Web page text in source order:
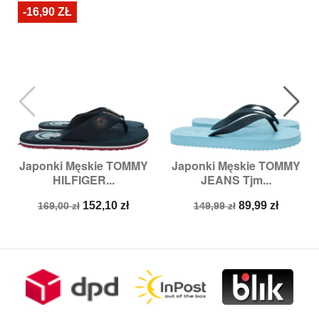
Japonki Męskie TOMMY
HILFIGER...
Cena
169,00 zł Cena
152,10 zł
-16,90 ZŁ
Japonki Męskie TOMMY
JEANS Tjm...
Cena
149,99 zł Cena
89,99 zł